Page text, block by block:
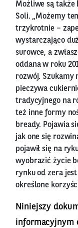
Możliwe są także
Soli. „Możemy
trzykrotnie –
wystarczająco
surowce, a
oddana w roku
rozwój. Szukamy
pieczywa
tradycyjnego na
też inne formy
bready. Pojawia
jak one się
pojawił się na
wyobrazić życie
rynku od zera
określone
Niniejszy
informacyjnym